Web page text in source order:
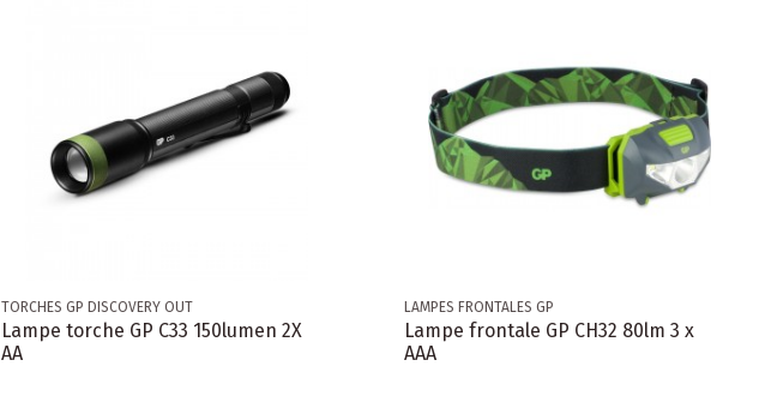
TORCHES GP DISCOVERY OUT
Lampe torche GP C33 150lumen 2X
AA
LAMPES FRONTALES GP
Lampe frontale GP CH32 80lm 3 x
AAA